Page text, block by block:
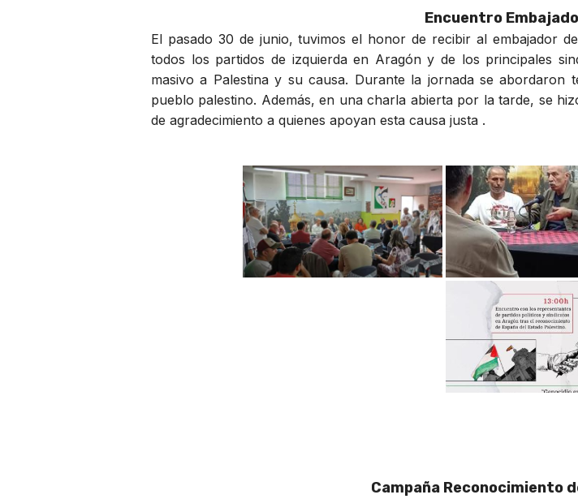
Encuentro
El pasado 30 de junio, tuvimos el honor de recibir al embajador
todos los partidos de izquierda en Aragón y de los principales
masivo a Palestina y su causa. Durante la jornada se abordaron
pueblo palestino. Además, en una charla abierta por la tarde, se
de agradecimiento a quienes apoyan esta causa justa .
Campaña Reconocimiento